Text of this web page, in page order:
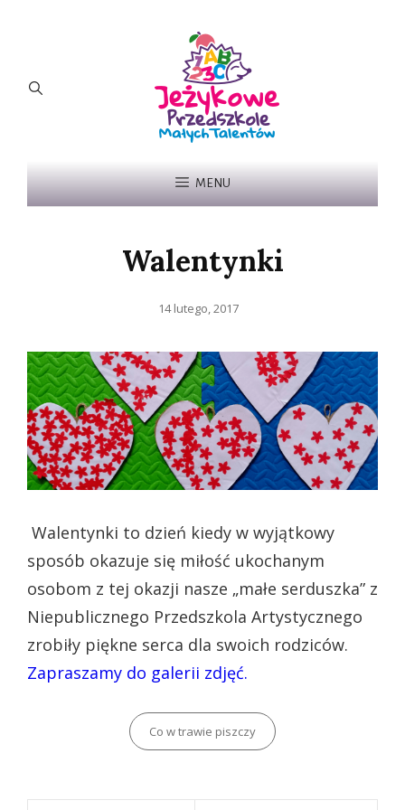
MENU
Walentynki
Posted
14 lutego, 2017
Walentynki to dzień kiedy w wyjątkowy
sposób okazuje się miłość ukochanym
osobom z tej okazji nasze „małe serduszka” z
Niepublicznego Przedszkola Artystycznego
zrobiły piękne serca dla swoich rodziców.
Zapraszamy do galerii zdjęć.
Categories
Co w trawie piszczy